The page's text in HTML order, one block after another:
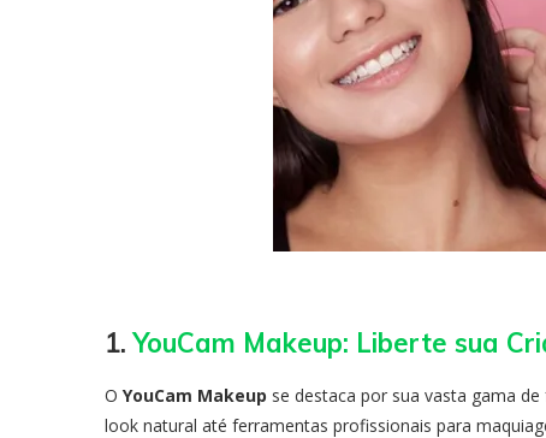
1.YouCam Makeup: Liberte sua
O YouCam Makeup se destaca por sua vasta gama
look natural até ferramentas profissionais para